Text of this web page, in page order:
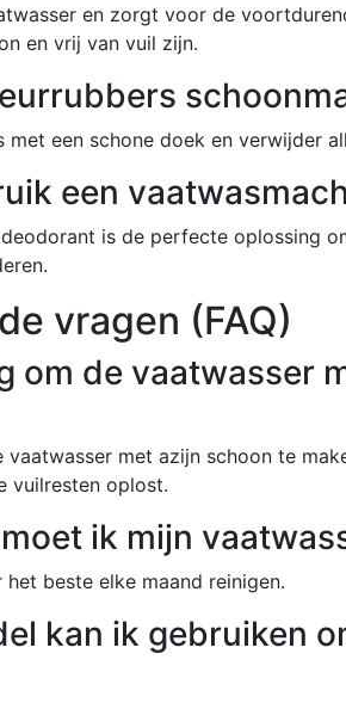
en zorgt voor de
en vrij van vuil zijn.
met een schone doek en verwijder
een
is de perfecte oplossing
vragen (FAQ)
om de vaatwasser
vaatwasser met azijn schoon te
vuilresten oplost.
ik mijn
beste elke maand reinigen.
kan ik gebruiken